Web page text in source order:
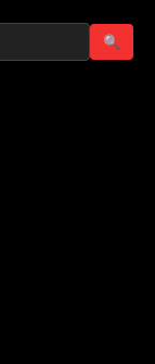
🔍